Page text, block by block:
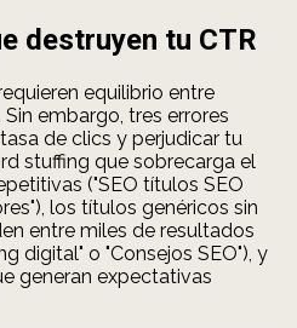
destruyen tu CTR
equilibrio entre
embargo, tres errores
de clics y perjudicar tu
stuffing que sobrecarga el
("SEO títulos SEO
los títulos genéricos sin
entre miles de resultados
digital" o "Consejos SEO"), y
generan expectativas